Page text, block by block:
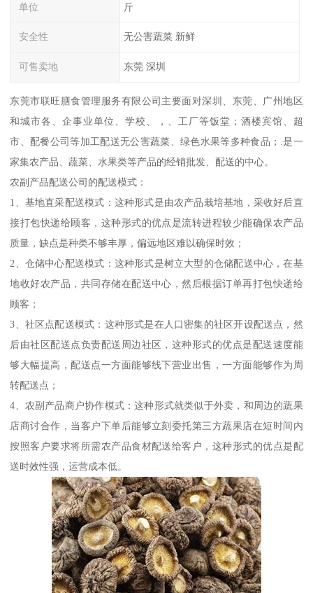
单位 斤
安全性 无公害蔬菜 新鲜
可售卖地 东莞 深圳
东莞市联旺膳食管理服务有限公司主要面对深圳、东莞、广州地区
和城市各、企事业单位、学校、，、工厂等饭堂；酒楼宾馆、超
市、配餐公司等加工配送无公害蔬菜、绿色水果等多种食品；.是一
家集农产品、蔬菜、水果类等产品的经销批发、配送的中心。
农副产品配送公司的配送模式：
1、基地直采配送模式：这种形式是由农产品栽培基地，采收好后直
接打包快递给顾客，这种形式的优点是流转进程较少能确保农产品
质量，缺点是种类不够丰厚，偏远地区难以确保时效；
2、仓储中心配送模式：这种形式是树立大型的仓储配送中心，在基
地收好农产品，共同存储在配送中心，然后根据订单再打包快递给
顾客；
3、社区点配送模式：这种形式是在人口密集的社区开设配送点，然
后由社区配送点负责配送周边社区，这种形式的优点是配送速度能
够大幅提高，配送点一方面能够线下营业出售，一方面能够作为周
转配送点；
4、农副产品商户协作模式：这种形式就类似于外卖，和周边的蔬果
店商讨合作，当客户下单后能够立刻委托第三方蔬果店在短时间内
按照客户要求将所需农产品食材配送给客户，这种形式的优点是配
送时效性强，运营成本低。